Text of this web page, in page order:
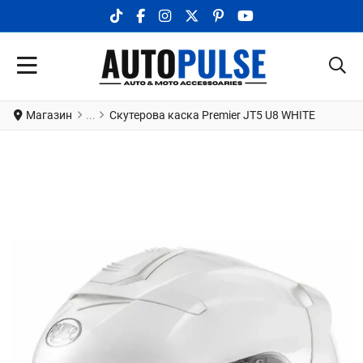
TIKTOK SOCIAL LINK
FACEBOOK SOCIAL LINK
INSTAGRAM SOCIAL LINK
X.COM SOCIAL LINK
PINTEREST SOCIAL LINK
YOUTUBE SOCIAL
Магазин Скутерова каска Premier JT5 U8 WHITE